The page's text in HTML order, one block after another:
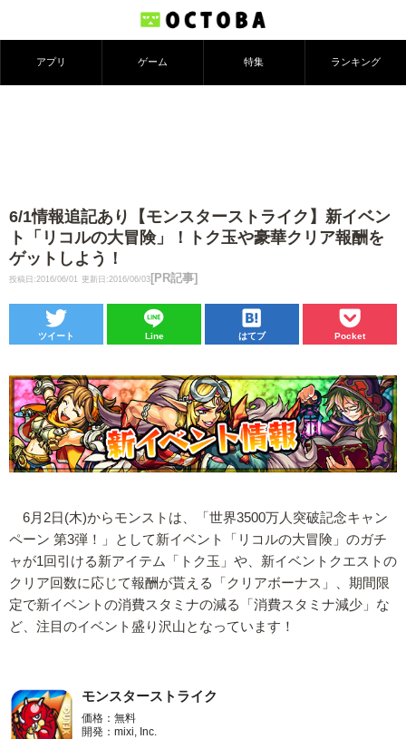
アプリ ゲーム 特集 ランキング
6/1情報追記あり【モンスターストライク】新イベン
ト「リコルの大冒険」！トク玉や豪華クリア報酬を
ゲットしよう！
投稿日:2016/06/01 更新日:2016/06/03 [PR記事]
ツイート Line はてブ Pocket
6月2日(木)からモンストは、「世界3500万人突破記念キャン
ペーン 第3弾！」として新イベント「リコルの大冒険」のガチ
ャが1回引ける新アイテム「トク玉」や、新イベントクエストの
クリア回数に応じて報酬が貰える「クリアボーナス」、期間限
定で新イベントの消費スタミナの減る「消費スタミナ減少」な
ど、注目のイベント盛り沢山となっています！
モンスターストライク
価格：無料
開発：mixi, Inc.